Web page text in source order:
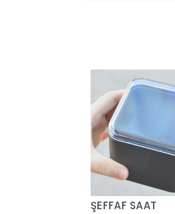
ŞEFFAF SAAT